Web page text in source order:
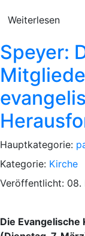
Weiterlesen
Speyer:
Hauptkategorie:
Kategorie: Kirche
Veröffentlicht: 08.
Die